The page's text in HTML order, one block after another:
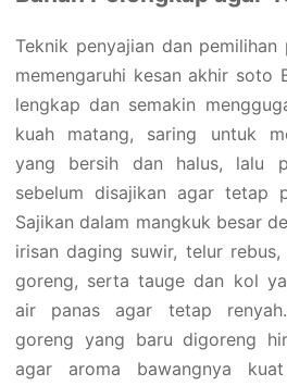
Teknik penyajian dan pemilihan
memengaruhi kesan akhir soto
lengkap dan semakin
kuah matang, saring untuk
yang bersih dan halus, lalu
sebelum disajikan agar tetap
Sajikan dalam mangkuk besar
irisan daging suwir, telur
goreng, serta tauge dan kol
air panas agar tetap
goreng yang baru digoreng
agar aroma bawangnya